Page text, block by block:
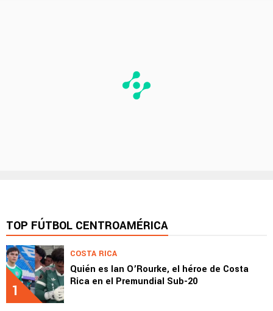
TOP FÚTBOL CENTROAMÉRICA
1
COSTA RICA
Quién es Ian O’Rourke, el héroe de Costa
Rica en el Premundial Sub-20